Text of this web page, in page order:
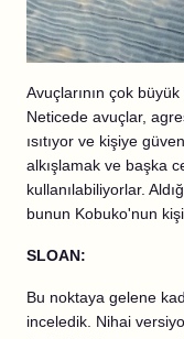
Avuçlarının çok
Neticede avuçlar,
ısıtıyor ve kişiye
alkışlamak ve başka
kullanılabiliyorlar.
bunun Kobuko'nun
SLOAN:
Bu noktaya gelene
inceledik. Nihai